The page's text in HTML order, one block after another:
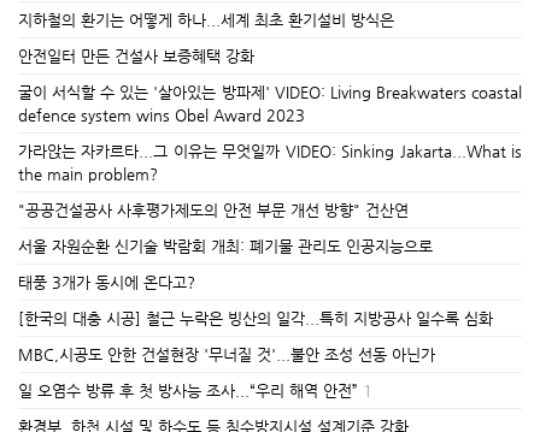
지하철의 환기는 어떻게 하나...세계 최초 환기설비 방식은
안전일터 만든 건설사 보증혜택 강화
굴이 서식할 수 있는 '살아있는 방파제' VIDEO: Living Breakwaters coastal
defence system wins Obel Award 2023
가라앉는 자카르타...그 이유는 무엇일까 VIDEO: Sinking Jakarta...What is
the main problem?
"공공건설공사 사후평가제도의 안전 부문 개선 방향" 건산연
서울 자원순환 신기술 박람회 개최: 폐기물 관리도 인공지능으로
태풍 3개가 동시에 온다고?
[한국의 대충 시공] 철근 누락은 빙산의 일각...특히 지방공사 일수록 심화
MBC,시공도 안한 건설현장 '무너질 것'...불안 조성 선동 아닌가
일 오염수 방류 후 첫 방사능 조사...“우리 해역 안전” 1
환경부, 하천 시설 및 하수도 등 침수방지시설 설계기준 강화